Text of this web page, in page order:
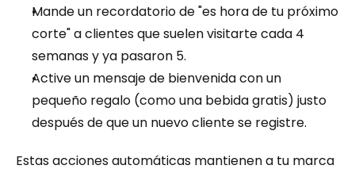
Mande un recordatorio de "es hora de tu próximo
corte" a clientes que suelen visitarte cada 4
semanas y ya pasaron 5.
Active un mensaje de bienvenida con un
pequeño regalo (como una bebida gratis) justo
después de que un nuevo cliente se registre.
Estas acciones automáticas mantienen a tu marca